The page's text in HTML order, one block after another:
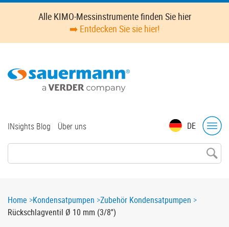
Skip
content
Alle KIMO-Messinstrumente finden Sie hier
➡️ Entdecken Sie sie hier!
DE
Top
INsights Blog Über uns
Breadcrumb
Home Kondensatpumpen Zubehör Kondensatpumpen
Rückschlagventil Ø 10 mm (3/8'')